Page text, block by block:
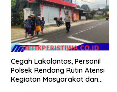
Cegah Lakalantas, Personil
Polsek Rendang Rutin Atensi
Kegiatan Masyarakat dan